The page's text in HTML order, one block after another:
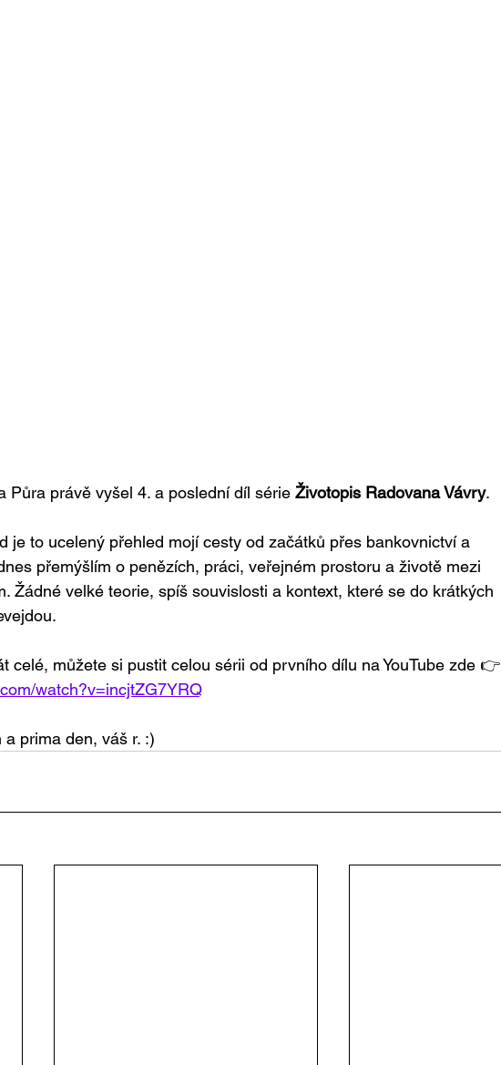
Půra právě vyšel 4. a poslední díl série Životopis Radovana Vávry.
je to ucelený přehled mojí cesty od začátků přes bankovnictví a
přemýšlím o penězích, práci, veřejném prostoru a životě mezi
Žádné velké teorie, spíš souvislosti a kontext, které se do krátkých
celé, můžete si pustit celou sérii od prvního dílu na YouTube zde 👉
watch?v=incjtZG7YRQ
prima den, váš r. :)